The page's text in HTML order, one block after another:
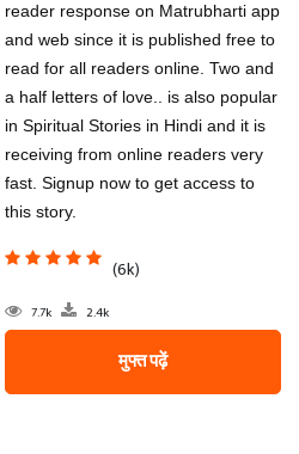
reader response on Matrubharti app
and web since it is published free to
read for all readers online. Two and
a half letters of love.. is also popular
in Spiritual Stories in Hindi and it is
receiving from online readers very
fast. Signup now to get access to
this story.
(6k)
7.7k 2.4k
मुफ्त पढ़ें